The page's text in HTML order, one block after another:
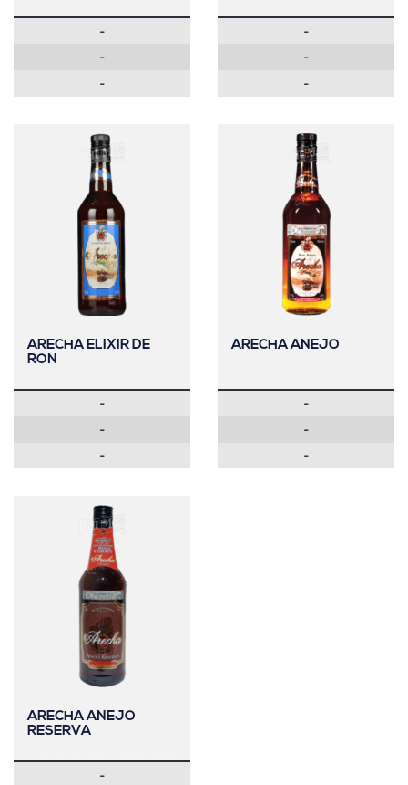
-
-
-
-
-
-
ARECHA ELIXIR DE
RON
-
-
-
ARECHA ANEJO
-
-
-
ARECHA ANEJO
RESERVA
-